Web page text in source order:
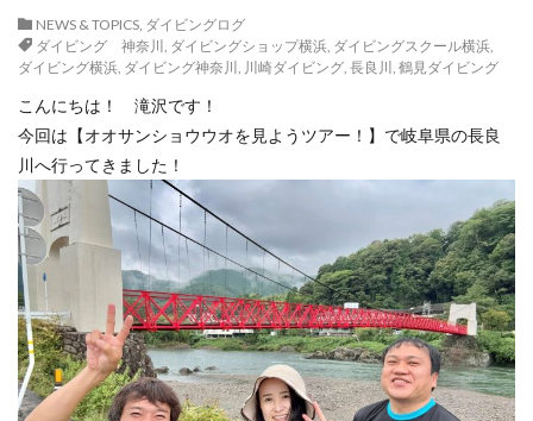
NEWS & TOPICS, ダイビングログ
ダイビング 神奈川 , ダイビングショップ横浜, ダイビングスクール横浜,
ダイビング横浜, ダイビング神奈川 , 川崎ダイビング, 長良川 , 鶴見ダイビング
こんにちは！ 滝沢です！
今回は【オオサンショウウオを見ようツアー！】で岐阜県の長良
川へ行ってきました！